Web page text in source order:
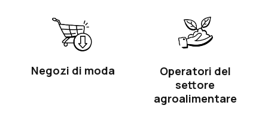
Negozi di moda
Operatori del
settore
agroalimentare